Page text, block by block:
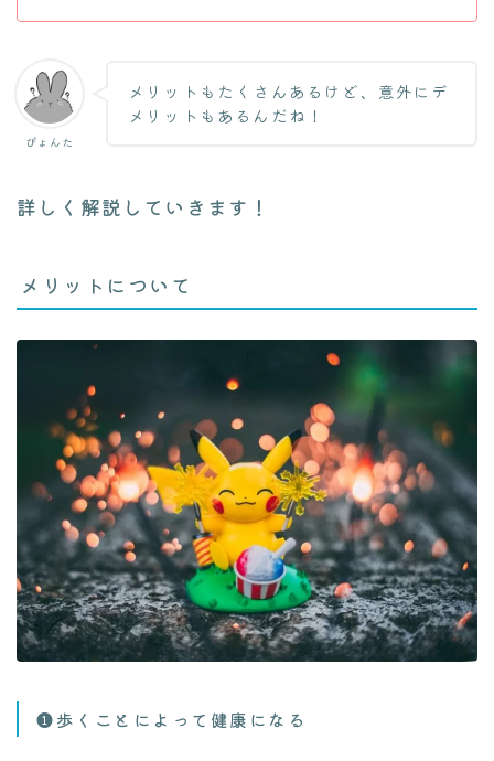
ぴょんた
メリットもたくさんあるけど、意外にデ
メリットもあるんだね！
詳しく解説していきます！
メリットについて
❶歩くことによって健康になる